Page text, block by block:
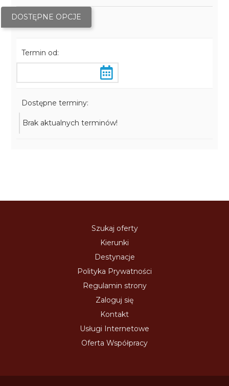
DOSTĘPNE OPCJE
Termin od:
Dostępne terminy:
Brak aktualnych terminów!
Szukaj oferty
Kierunki
Destynacje
Polityka Prywatności
Regulamin strony
Zaloguj się
Kontakt
Usługi Internetowe
Oferta Współpracy